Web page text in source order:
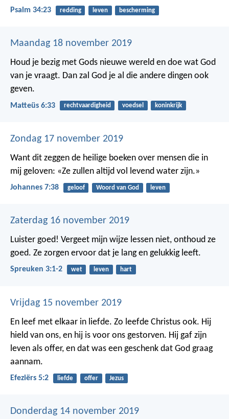
Psalm 34:23 redding leven bescherming
Maandag 18 november 2019
Houd je bezig met Gods nieuwe wereld en doe wat God
van je vraagt. Dan zal God je al die andere dingen ook
geven.
Matteüs 6:33 rechtvaardigheid voedsel koninkrijk
Zondag 17 november 2019
Want dit zeggen de heilige boeken over mensen die in
mij geloven: «Ze zullen altijd vol levend water zijn.»
Johannes 7:38 geloof Woord van God leven
Zaterdag 16 november 2019
Luister goed! Vergeet mijn wijze lessen niet, onthoud ze
goed. Ze zorgen ervoor dat je lang en gelukkig leeft.
Spreuken 3:1-2 wet leven hart
Vrijdag 15 november 2019
En leef met elkaar in liefde. Zo leefde Christus ook. Hij
hield van ons, en hij is voor ons gestorven. Hij gaf zijn
leven als offer, en dat was een geschenk dat God graag
aannam.
Efeziërs 5:2 liefde offer Jezus
Donderdag 14 november 2019